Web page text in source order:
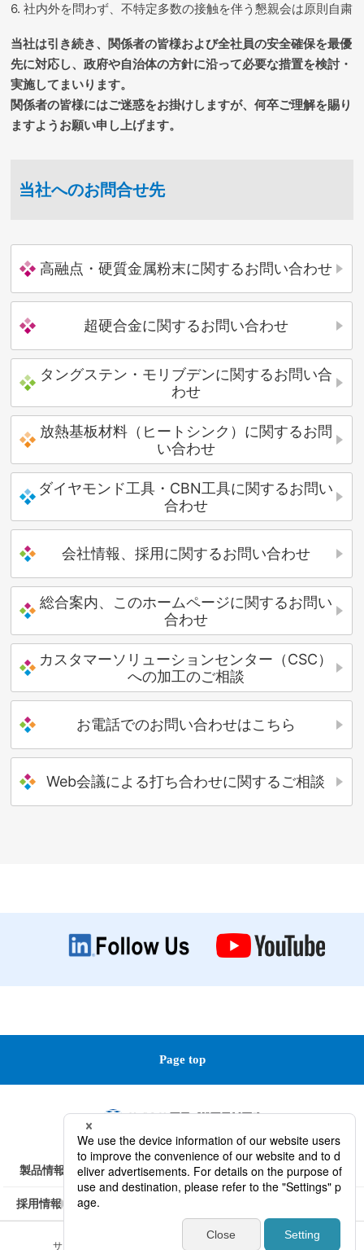
6. 社内外を問わず、不特定多数の接触を伴う懇親会は原則自粛
当社は引き続き、関係者の皆様および全社員の安全確保を最優
先に対応し、政府や自治体の方針に沿って必要な措置を検討・
実施してまいります。
関係者の皆様にはご迷惑をお掛けしますが、何卒ご理解を賜り
ますようお願い申し上げます。
当社へのお問合せ先
高融点・硬質金属粉末に関するお問い合わせ
超硬合金に関するお問い合わせ
タングステン・モリブデンに関するお問い合
わせ
放熱基板材料（ヒートシンク）に関するお問
い合わせ
ダイヤモンド工具・CBN工具に関するお問い
合わせ
会社情報、採用に関するお問い合わせ
総合案内、このホームページに関するお問い
合わせ
カスタマーソリューションセンター（CSC）
への加工のご相談
お電話でのお問い合わせはこちら
Web会議による打ち合わせに関するご相談
Page top
製品情報 技術情報 会社情報 研究開発 / サービス
採用情報
サイトポリシー プライバシーポリシー サイトマップ